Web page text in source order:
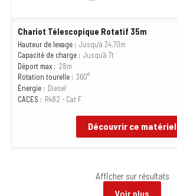
Chariot Télescopique Rotatif 35m
Hauteur de levage : Jusqu'à 34,70m
Capacité de charge : Jusqu'à 7t
Déport max : 28m
Rotation tourelle : 360°
Énergie : Diesel
CACES : R482 - Cat F
Découvrir ce matériel
Afficher sur résultats
Voir plus